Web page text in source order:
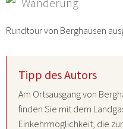
Rundtour von Berghausen
Tipp des Autors
Am Ortsausgang von
finden Sie mit dem
Einkehrmöglichkeit, die